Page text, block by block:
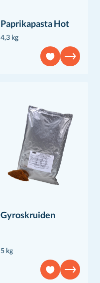
Paprikapasta Hot
4,3 kg
Gyroskruiden
5 kg